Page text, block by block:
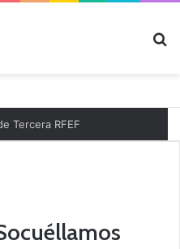
Tercera RFEF